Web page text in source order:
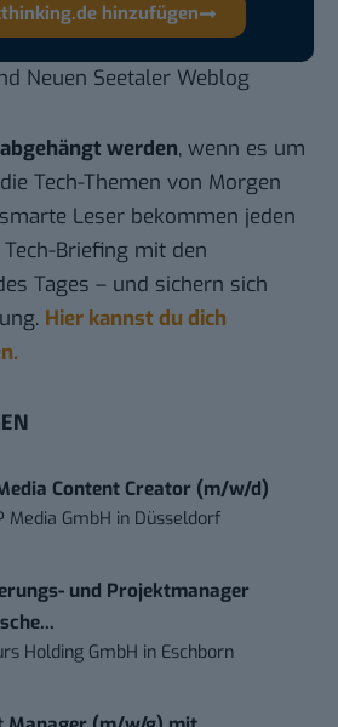
hinzufügen
Neuen Seetaler Weblog
werden, wenn es um
Tech-Themen von Morgen
Leser bekommen jeden
Tech-Briefing mit den
Tages – und sichern sich
Hier kannst du dich
Content Creator (m/w/d)
Media GmbH in Düsseldorf
und Projektmanager
Holding GmbH in Eschborn